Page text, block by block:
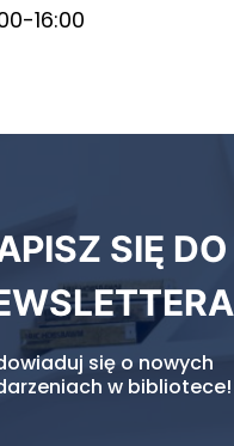
16:00
SIĘ DO
się o nowych
w bibliotece!